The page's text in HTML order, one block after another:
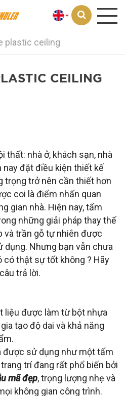
plastic ceiling
CEILING
thất: nhà ở, khách sạn, nhà
nay đặt điều kiện thiết kế
trọng trở nên cần thiết hơn
coi là điểm nhấn quan
gian nhà. Hiện nay, tấm
những giải pháp thay thế
và trần gỗ tự nhiên được
dụng. Nhưng bạn vẫn chưa
có thật sự tốt không ? Hãy
trả lời.
liệu được làm từ bột nhựa
tạo độ dai và khả năng
được sử dụng như một tấm
trí đang rất phổ biến bởi
mã đẹp, trọng lượng nhẹ và
không gian công trình.